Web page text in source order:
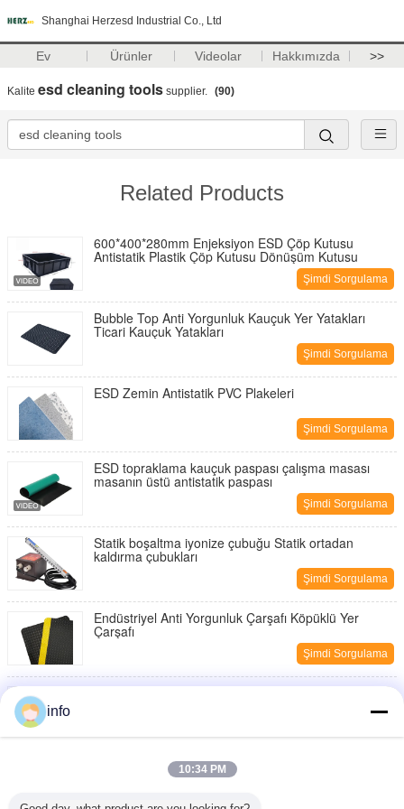
Shanghai Herzesd Industrial Co., Ltd
Ev Ürünler Videolar Hakkımızda >>
Kalite esd cleaning tools supplier. (90)
Related Products
600*400*280mm Enjeksiyon ESD Çöp Kutusu
Antistatik Plastik Çöp Kutusu Dönüşüm Kutusu
Şimdi Sorgulama
Bubble Top Anti Yorgunluk Kauçuk Yer Yatakları
Ticari Kauçuk Yatakları
Şimdi Sorgulama
ESD Zemin Antistatik PVC Plakeleri
Şimdi Sorgulama
ESD topraklama kauçuk paspası çalışma masası
masanın üstü antistatik paspası
Şimdi Sorgulama
Statik boşaltma iyonize çubuğu Statik ortadan
kaldırma çubukları
Şimdi Sorgulama
Endüstriyel Anti Yorgunluk Çarşafı Köpüklü Yer
Çarşafı
Şimdi Sorgulama
EPA Bölgeleri için Anti-Statik ESD Çalışma Masası
info
10:34 PM